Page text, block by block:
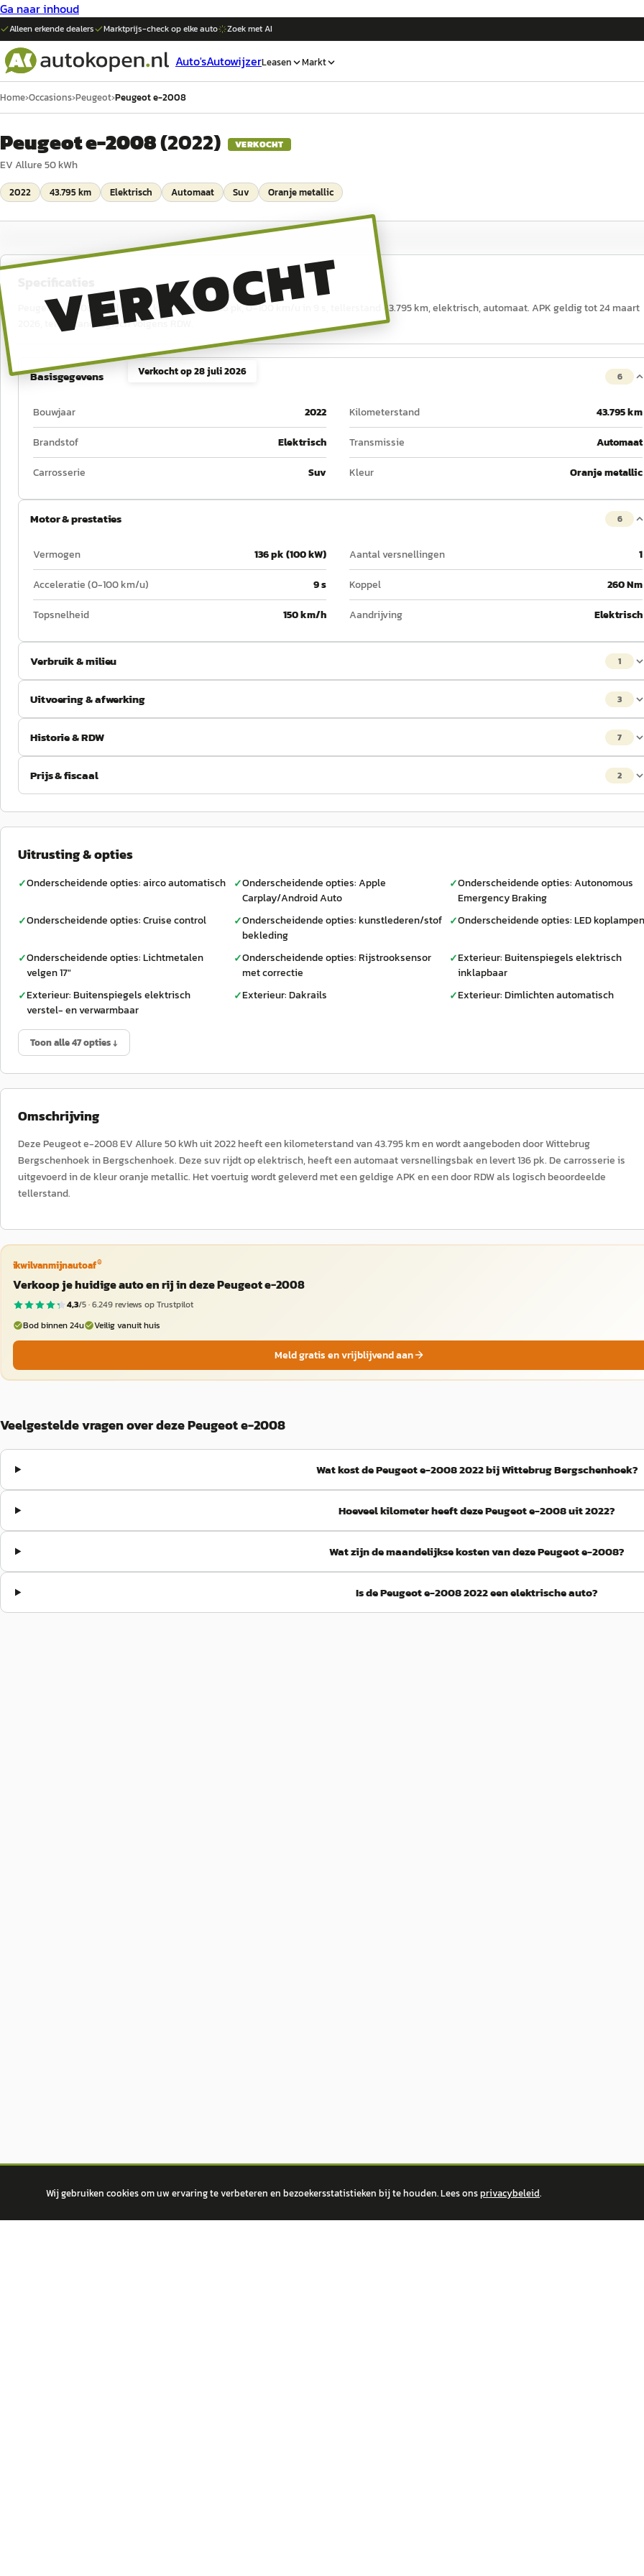
Ga naar inhoud
Alleen erkende dealers Marktprijs-check op elkeauto Zoek met AI
Auto'sAutowijzerLeasen Markt
Home›Occasions›Peugeot›Peugeot e-2008
Peugeot e-2008(2022) VERKOCHT
EV Allure 50 kWh
2022 43.795 km Elektrisch Automaat Suv Oranje metallic
VERKOCHT
Verkocht op28 juli 2026
Peugeot e-2008 EV Allure 50 kWh uit 2022, 136 pk, 0–100 km/u in 9 s, tellerstand 43.795 km, elektrisch, automaat. APK geldig tot 24 maart
2026, tellerstand logisch volgens RDW.
Basisgegevens 6
Bouwjaar 2022 Kilometerstand
43.795 km
Brandstof
Elektrisch Transmissie
Automaat
Carrosserie
Suv Kleur Oranje metallic
Motor & prestaties 6
Vermogen 136 pk (100 kW) Aantal versnellingen
1
Acceleratie (0-100 km/u)
9 s Koppel
260 Nm
Topsnelheid
150 km/h Aandrijving Elektrisch
Verbruik & milieu 1
Uitvoering & afwerking 3
Historie & RDW 7
Prijs & fiscaal 2
Uitrusting & opties
✓Onderscheidende opties: airco automatisch ✓Onderscheidende opties: Apple
Carplay/Android Auto
✓Onderscheidende opties: Autonomous
Emergency Braking
✓Onderscheidende opties: Cruise control ✓Onderscheidende opties: kunstlederen/stof
bekleding
✓Onderscheidende opties: LED koplampen
✓Onderscheidende opties: Lichtmetalen
velgen 17"
✓Onderscheidende opties: Rijstrooksensor
met correctie
✓Exterieur: Buitenspiegels elektrisch
inklapbaar
✓Exterieur: Buitenspiegels elektrisch
verstel- en verwarmbaar
✓Exterieur: Dakrails ✓Exterieur: Dimlichten automatisch
Toon alle 47 opties ↓
Omschrijving
Deze Peugeot e-2008 EV Allure 50 kWh uit 2022 heeft een kilometerstand van 43.795 km en wordt aangeboden door Wittebrug
Bergschenhoek in Bergschenhoek. Deze suv rijdt op elektrisch, heeft een automaat versnellingsbak en levert 136 pk. De carrosserie is
uitgevoerd in de kleur oranje metallic. Het voertuig wordt geleverd met een geldige APK en een door RDW als logisch beoordeelde
tellerstand.
ikwilvanmijnautoaf®
Verkoop je huidige auto en rij in deze Peugeot e-2008
4,3/5 ·6.249reviews op Trustpilot
Bod binnen 24u
Veilig vanuit huis
Meld gratis en vrijblijvend aan
Veelgestelde vragen over deze Peugeot e-2008
Wat kost de Peugeot e-2008 2022 bij Wittebrug Bergschenhoek?
Hoeveel kilometer heeft deze Peugeot e-2008 uit 2022?
Wat zijn de maandelijkse kosten van deze Peugeot e-2008?
Is de Peugeot e-2008 2022 een elektrische auto?
Wij gebruiken cookies om uw ervaring te verbeteren en bezoekersstatistieken bij te houden. Lees onsprivacybeleid.